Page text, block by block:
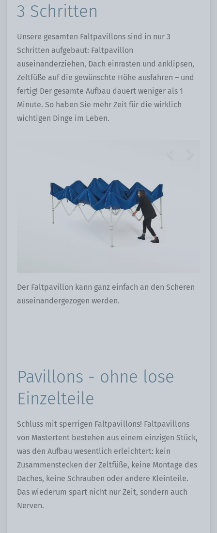
3 Schritten
Unsere gesamten Faltpavillons sind in nur 3
Schritten aufgebaut: Faltpavillon
auseinanderziehen, Dach einrasten und anklipsen,
Zeltfüße auf die gewünschte Höhe ausfahren – und
fertig! Der gesamte Aufbau dauert weniger als 1
Minute. So haben Sie mehr Zeit für die wirklich
wichtigen Dinge im Leben.
Der Faltpavillon kann ganz einfach an den Scheren
auseinandergezogen werden.
Pavillons - ohne lose
Einzelteile
Schluss mit sperrigen Faltpavillons! Faltpavillons
von Mastertent bestehen aus einem einzigen Stück,
was den Aufbau wesentlich erleichtert: kein
Zusammenstecken der Zeltfüße, keine Montage des
Daches, keine Schrauben oder andere Kleinteile.
Das wiederum spart nicht nur Zeit, sondern auch
Nerven.